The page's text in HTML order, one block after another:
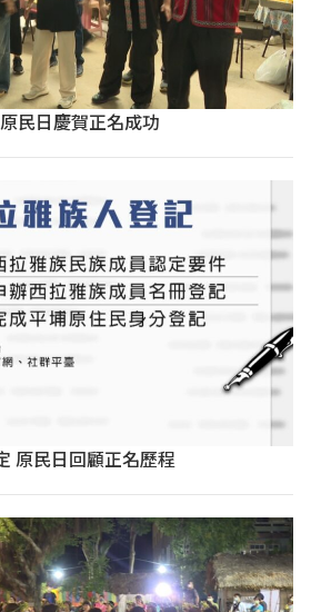
民日慶賀正名成功
原民日回顧正名歷程